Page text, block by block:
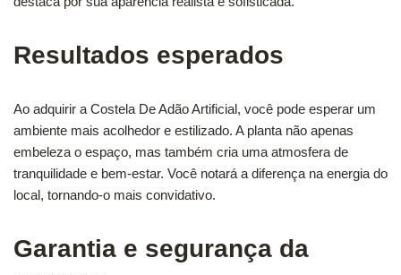
Resultados esperados
Ao adquirir a Costela De Adão Artificial, você pode esperar um
ambiente mais acolhedor e estilizado. A planta não apenas
embeleza o espaço, mas também cria uma atmosfera de
tranquilidade e bem-estar. Você notará a diferença na energia do
local, tornando-o mais convidativo.
Garantia e segurança da